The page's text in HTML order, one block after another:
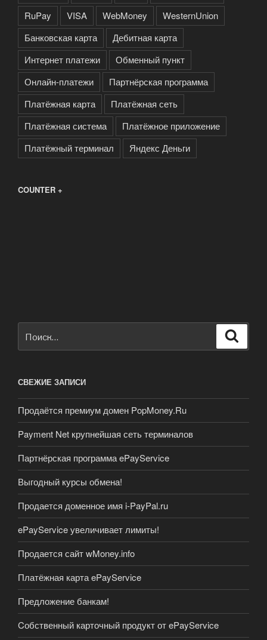
RuPay
VISA WebMoney
WesternUnion
Банковская карта
Дебитная карта
Интернет платежи
Обменный пункт
Онлайн-платежи
Партнёрская программа
Платёжная карта
Платёжная сеть
Платёжная система
Платёжное приложение
Платёжный терминал
Яндекс Деньги
COUNTER +
СВЕЖИЕ ЗАПИСИ
Продаётся премиум домен PopMoney.Ru
Payment Net крупнейшая сеть терминалов
Партнёрская программа ePayService
Выгодный курсы обмена!
Продается доменное имя i-PayPal.ru
ePayService увеличивает лимиты!
Продается сайт wMoney.info
Платёжная карта ePayService
Предложение банкам!
Cобственный карточный продукт от ePayService